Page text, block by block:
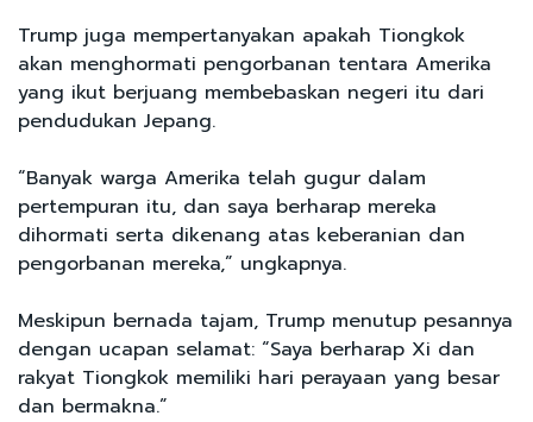
Trump juga mempertanyakan apakah Tiongkok
akan menghormati pengorbanan tentara Amerika
yang ikut berjuang membebaskan negeri itu dari
pendudukan Jepang.
“Banyak warga Amerika telah gugur dalam
pertempuran itu, dan saya berharap mereka
dihormati serta dikenang atas keberanian dan
pengorbanan mereka,” ungkapnya.
Meskipun bernada tajam, Trump menutup pesannya
dengan ucapan selamat: “Saya berharap Xi dan
rakyat Tiongkok memiliki hari perayaan yang besar
dan bermakna.”